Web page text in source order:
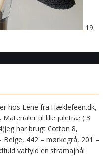
19.
hos Lene fra Hæklefeen.dk,
Materialer til lille juletræ ( 3
har brugt Cotton 8,
442 – mørkegrå, 201 –
vatfyld en stramajnål